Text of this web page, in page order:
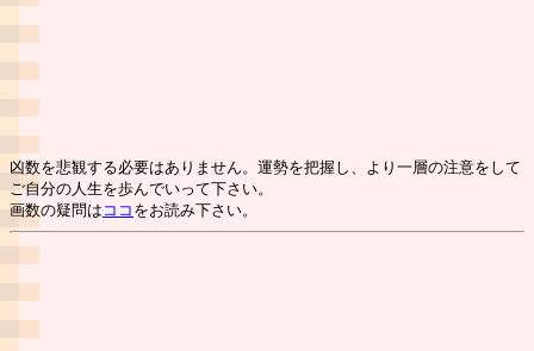
凶数を悲観する必要はありません。運勢を把握し、より一層の注意をして
ご自分の人生を歩んでいって下さい。
画数の疑問は ココ をお読み下さい。